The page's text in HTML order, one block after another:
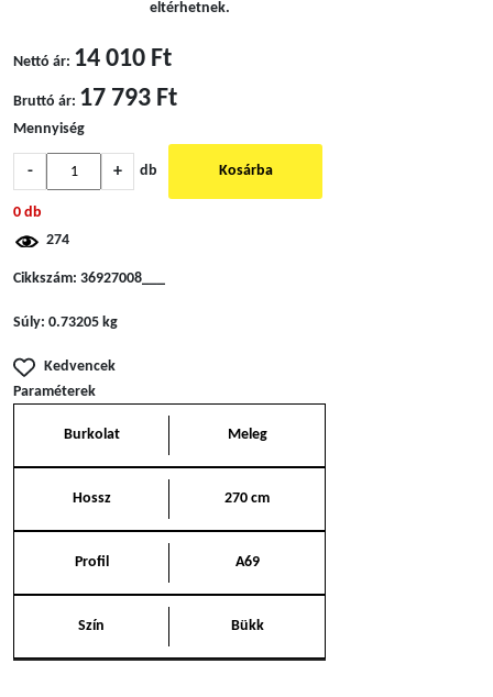
eltérhetnek.
Nettó ár: 14 010 Ft
Bruttó ár: 17 793 Ft
Mennyiség
- + db Kosárba
0 db
274
Cikkszám: 36927008___
Súly: 0.73205 kg
Kedvencek
Paraméterek
Burkolat Meleg
Hossz 270 cm
Profil A69
Szín Bükk